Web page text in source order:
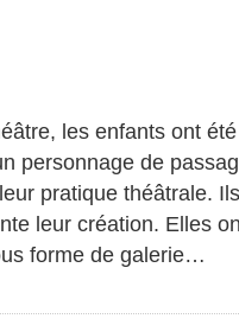
les enfants ont
personnage de
pratique théâtrale.
leur création. Elles
forme de galerie…